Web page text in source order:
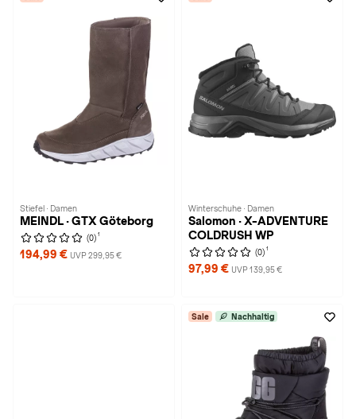
Stiefel · Damen
MEINDL · GTX Göteborg
(0) 1
194,99 € UVP 299,95 €
Winterschuhe · Damen
Salomon · X-ADVENTURE
COLDRUSH WP
(0) 1
97,99 € UVP 139,95 €
Sale Nachhaltig